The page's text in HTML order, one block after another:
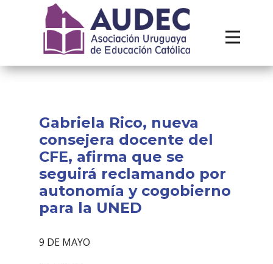
Institucional
Recursos
Gabriela Rico, nueva
consejera docente del
CFE, afirma que se
seguirá reclamando por
autonomía y cogobierno
para la UNED
9 DE MAYO